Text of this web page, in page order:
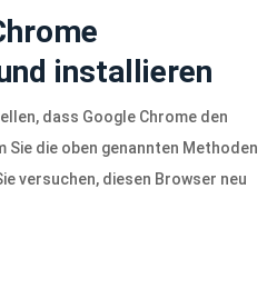
installieren
dass Google Chrome den
die oben genannten Methoden
versuchen, diesen Browser neu